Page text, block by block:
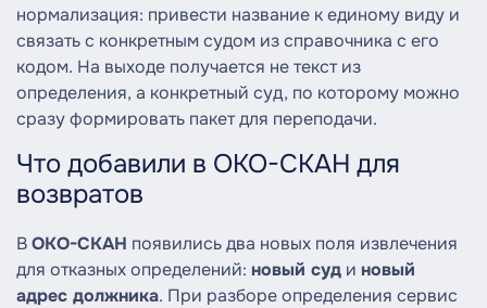
нормализация: привести название к единому виду и
связать с конкретным судом из справочника с его
кодом. На выходе получается не текст из
определения, а конкретный суд, по которому можно
сразу формировать пакет для переподачи.
Что добавили в ОКО-СКАН для
возвратов
ВОКО-СКАН появились два новых поля извлечения
для отказных определений: новый суд и новый
адрес должника. При разборе определения сервис